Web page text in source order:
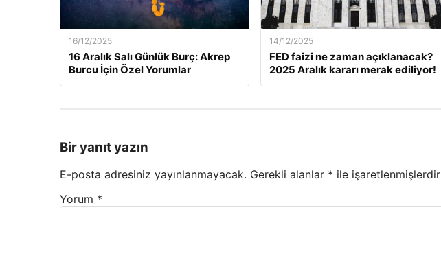
16/12/2025
16 Aralık Salı Günlük Burç: Akrep
Burcu İçin Özel Yorumlar
14/12/2025
FED faizi ne zaman açıklanacak?
2025 Aralık kararı merak ediliyor!
Bir yanıt yazın
E-posta adresiniz yayınlanmayacak. Gerekli alanlar * ile işaretlenmişlerdir
Yorum *